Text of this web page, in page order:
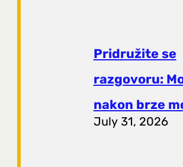
Pridružite se
razgovoru:
nakon brze
July 31, 2026